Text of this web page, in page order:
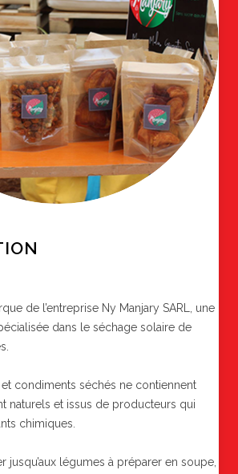
de l’entreprise Ny Manjary SARL, une
dans le séchage solaire de
condiments séchés ne contiennent
naturels et issus de producteurs qui
chimiques.
jusqu’aux légumes à préparer en soupe,